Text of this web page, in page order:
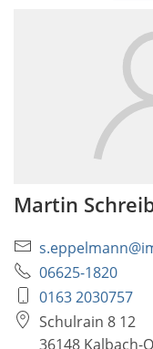
Martin
06625-1820
0163 2030757
Schulrain 8 12
36148 Kalbach-